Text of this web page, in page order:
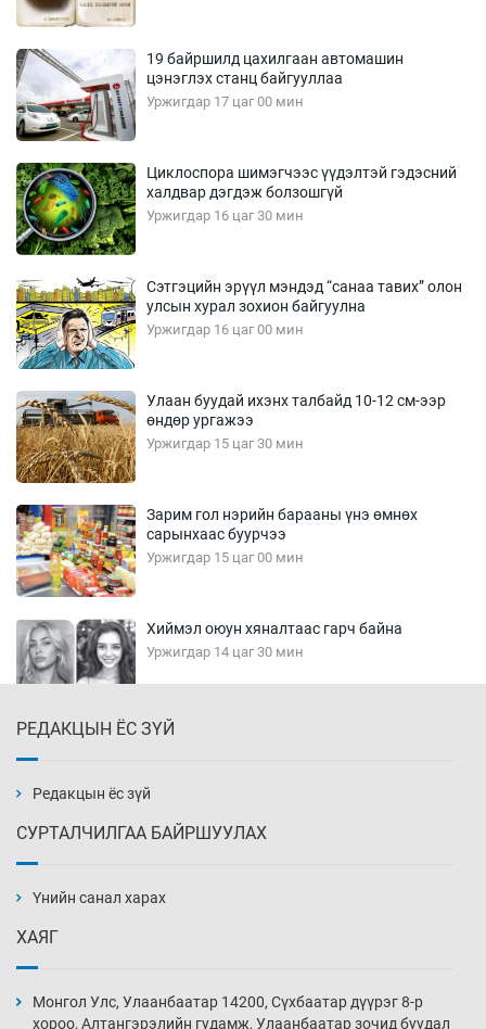
19 байршилд цахилгаан автомашин
цэнэглэх станц байгууллаа
Уржигдар 17 цаг 00 мин
Циклоспора шимэгчээс үүдэлтэй гэдэсний
халдвар дэгдэж болзошгүй
Уржигдар 16 цаг 30 мин
Сэтгэцийн эрүүл мэндэд “санаа тавих” олон
улсын хурал зохион байгуулна
Уржигдар 16 цаг 00 мин
Улаан буудай ихэнх талбайд 10-12 см-ээр
өндөр ургажээ
Уржигдар 15 цаг 30 мин
Зарим гол нэрийн барааны үнэ өмнөх
сарынхаас буурчээ
Уржигдар 15 цаг 00 мин
Хиймэл оюун хяналтаас гарч байна
Уржигдар 14 цаг 30 мин
Уржигдар 14 цаг 00 мин
нэмэгджээ
Уржигдар 13 цаг 30 мин
РЕДАКЦЫН ЁС ЗҮЙ
Редакцын ёс зүй
СУРТАЛЧИЛГАА БАЙРШУУЛАХ
Үнийн санал харах
ХАЯГ
Монгол Улс, Улаанбаатар 14200, Сүхбаатар дүүрэг 8-р
хороо, Алтангэрэлийн гудамж, Улаанбаатар зочид буудал